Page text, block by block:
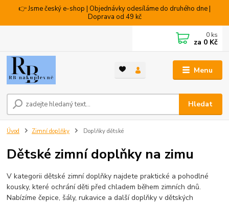
👉 Jsme český e-shop | Objednávky odesíláme do druhého dne |
Doprava od 49 kč
Menu
Hledat
0 ks
za 0 Kč
Úvod Zimní doplňky Doplňky dětské
Dětské zimní doplňky na zimu
V kategorii dětské zimní doplňky najdete praktické a pohodlné
kousky, které ochrání děti před chladem během zimních dnů.
Nabízíme čepice, šály, rukavice a další doplňky v dětských